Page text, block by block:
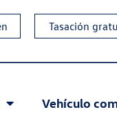
Tasación
Vehículo